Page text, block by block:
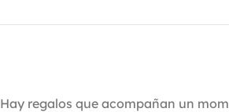
Hay regalos que acompañan un